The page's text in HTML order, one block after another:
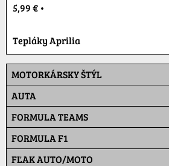
5,99 € •
Tepláky Aprilia
MOTORKÁRSKY ŠTÝL
AUTA
FORMULA TEAMS
FORMULA F1
FĽAK AUTO/MOTO